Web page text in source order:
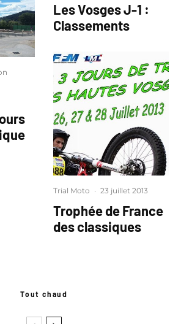
Les Vosges J-1 :
Classements
Trial Moto · 23 juillet 2013
Trophée de France
des classiques
Tout chaud